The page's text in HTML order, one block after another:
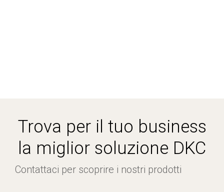
Trova per il tuo business
la miglior soluzione DKC
Contattaci per scoprire i nostri prodotti